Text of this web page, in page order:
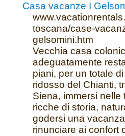
Casa vacanze I
toscana/case-
gelsomini.htm
Vecchia casa
adeguatamente
piani, per un totale
ridosso del Chianti,
Siena, immersi
ricche di storia,
godersi una
rinunciare ai confort